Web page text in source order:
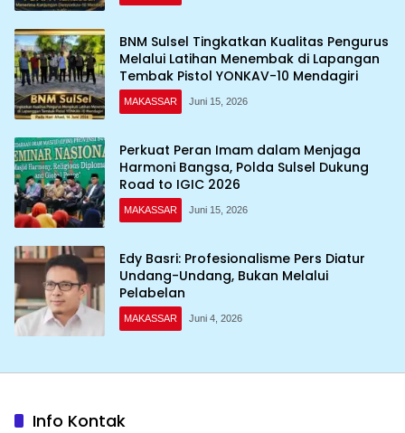
BNM Sulsel Tingkatkan Kualitas Pengurus
Melalui Latihan Menembak di Lapangan
Tembak Pistol YONKAV-10 Mendagiri
MAKASSAR Juni 15, 2026
Perkuat Peran Imam dalam Menjaga
Harmoni Bangsa, Polda Sulsel Dukung
Road to IGIC 2026
MAKASSAR Juni 15, 2026
Edy Basri: Profesionalisme Pers Diatur
Undang-Undang, Bukan Melalui
Pelabelan
MAKASSAR Juni 4, 2026
Info Kontak